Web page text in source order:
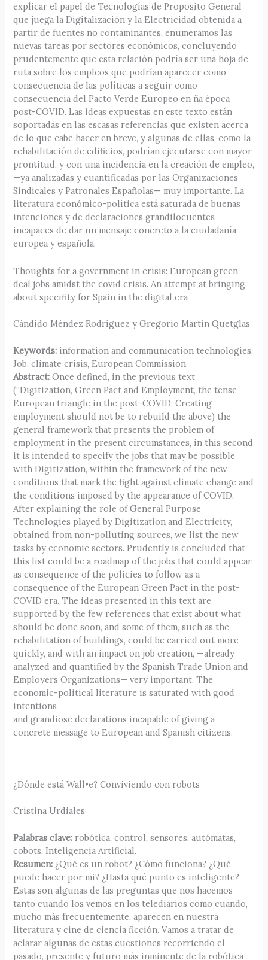
explicar el papel de Tecnologías de Proposito General
que juega la Digitalización y la Electricidad obtenida a
partir de fuentes no contaminantes, enumeramos las
nuevas tareas por sectores económicos, concluyendo
prudentemente que esta relación podría ser una hoja de
ruta sobre los empleos que podrían aparecer como
consecuencia de las políticas a seguir como
consecuencia del Pacto Verde Europeo en ña época
post-COVID. Las ideas expuestas en este texto están
soportadas en las escasas referencias que existen acerca
de lo que cabe hacer en breve, y algunas de ellas, como la
rehabilitación de edificios, podrían ejecutarse con mayor
prontitud, y con una incidencia en la creación de empleo,
—ya analizadas y cuantificadas por las Organizaciones
Sindicales y Patronales Españolas— muy importante. La
literatura económico-política está saturada de buenas
intenciones y de declaraciones grandilocuentes
incapaces de dar un mensaje concreto a la ciudadanía
europea y española.
Thoughts for a government in crisis: European green
deal jobs amidst the covid crisis. An attempt at bringing
about specifity for Spain in the digital era
Cándido Méndez Rodríguez y Gregorio Martín Quetglas
Keywords: information and communication technologies,
Job, climate crisis, European Commission.
Abstract: Once defined, in the previous text
(“Digitization, Green Pact and Employment, the tense
European triangle in the post-COVID: Creating
employment should not be to rebuild the above) the
general framework that presents the problem of
employment in the present circumstances, in this second
it is intended to specify the jobs that may be possible
with Digitization, within the framework of the new
conditions that mark the fight against climate change and
the conditions imposed by the appearance of COVID.
After explaining the role of General Purpose
Technologies played by Digitization and Electricity,
obtained from non-polluting sources, we list the new
tasks by economic sectors. Prudently is concluded that
this list could be a roadmap of the jobs that could appear
as consequence of the policies to follow as a
consequence of the European Green Pact in the post-
COVID era. The ideas presented in this text are
supported by the few references that exist about what
should be done soon, and some of them, such as the
rehabilitation of buildings, could be carried out more
quickly, and with an impact on job creation, —already
analyzed and quantified by the Spanish Trade Union and
Employers Organizations— very important. The
economic-political literature is saturated with good
intentions
and grandiose declarations incapable of giving a
concrete message to European and Spanish citizens.
¿Dónde está Wall•e? Conviviendo con robots
Cristina Urdiales
Palabras clave: robótica, control, sensores, autómatas,
cobots, Inteligencia Artificial.
Resumen: ¿Qué es un robot? ¿Cómo funciona? ¿Qué
puede hacer por mi? ¿Hasta qué punto es inteligente?
Estas son algunas de las preguntas que nos hacemos
tanto cuando los vemos en los telediarios como cuando,
mucho más frecuentemente, aparecen en nuestra
literatura y cine de ciencia ficción. Vamos a tratar de
aclarar algunas de estas cuestiones recorriendo el
pasado, presente y futuro más inminente de la robótica